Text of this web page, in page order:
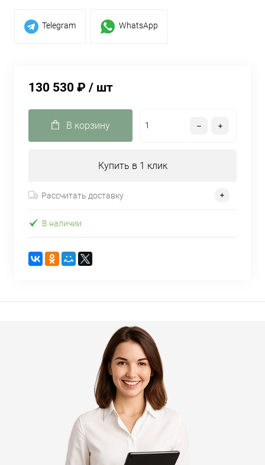
Telegram WhatsApp
130 530 ₽ / шт
В корзину
Купить в 1 клик
Рассчитать доставку
В наличии